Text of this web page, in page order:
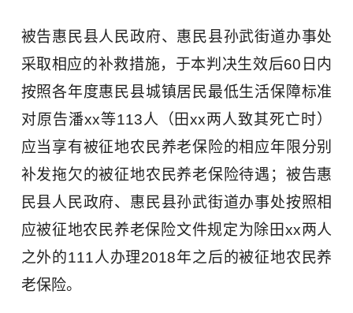
被告惠民县人民政府、惠民县孙武街道办事处
采取相应的补救措施，于本判决生效后60日内
按照各年度惠民县城镇居民最低生活保障标准
对原告潘xx等113人（田xx两人致其死亡时）
应当享有被征地农民养老保险的相应年限分别
补发拖欠的被征地农民养老保险待遇；被告惠
民县人民政府、惠民县孙武街道办事处按照相
应被征地农民养老保险文件规定为除田xx两人
之外的111人办理2018年之后的被征地农民养
老保险。